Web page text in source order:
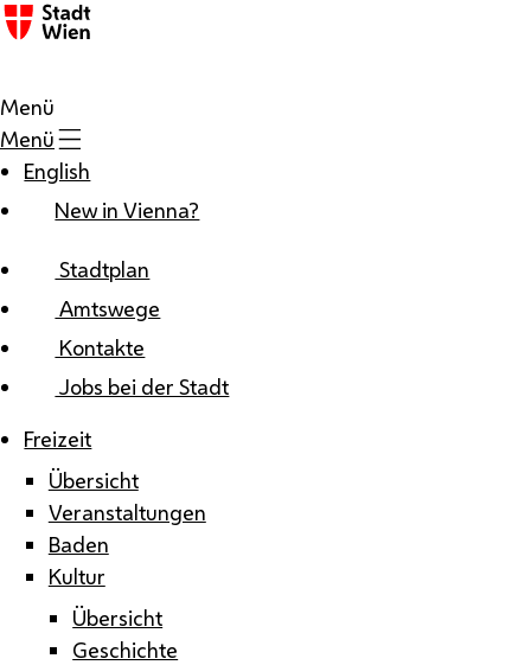
Zum Inhalt
Menü
Menü
English
New in Vienna?
Stadtplan
Amtswege
Kontakte
Jobs bei der Stadt
Freizeit
Übersicht
Veranstaltungen
Baden
Kultur
Übersicht
Geschichte